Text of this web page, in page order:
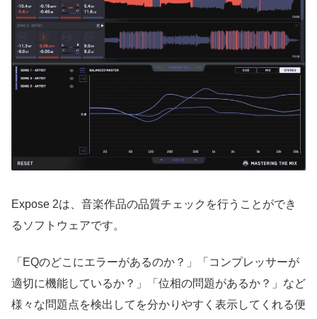
Expose 2は、音楽作品の品質チェックを行うことができ
るソフトウェアです。
「EQのどこにエラーがあるのか？」「コンプレッサーが
適切に機能しているか？」「位相の問題があるか？」など
様々な問題点を検出してを分かりやすく表示してくれる便